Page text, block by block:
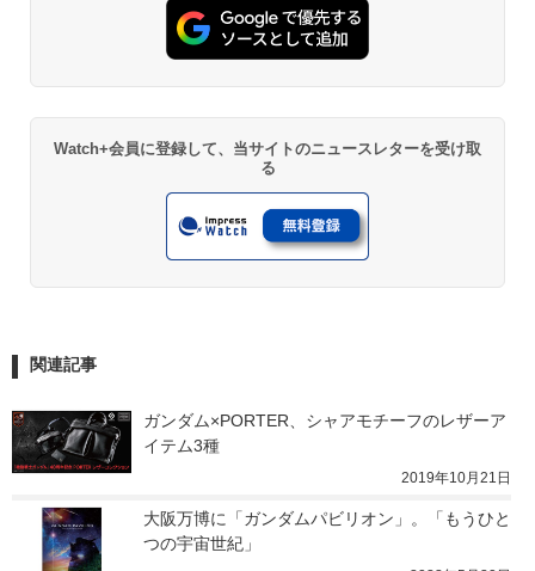
Watch+会員に登録して、当サイトのニュースレターを受け取
る
関連記事
ガンダム×PORTER、シャアモチーフのレザーア
イテム3種
2019年10月21日
大阪万博に「ガンダムパビリオン」。「もうひと
つの宇宙世紀」